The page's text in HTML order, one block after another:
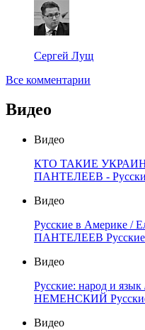
Сергей Лущ
Все комментарии
Видео
Видео
КТО ТАКИЕ
ПАНТЕЛЕЕВ -
Видео
Русские в Америке /
ПАНТЕЛЕЕВ Русские
Видео
Русские: народ и
НЕМЕНСКИЙ Русские
Видео